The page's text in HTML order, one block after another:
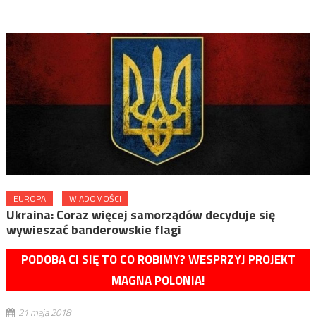
EUROPA WIADOMOŚCI
Ukraina: Coraz więcej samorządów decyduje się
wywieszać banderowskie flagi
PODOBA CI SIĘ TO CO ROBIMY? WESPRZYJ PROJEKT
MAGNA POLONIA!
21 maja 2018